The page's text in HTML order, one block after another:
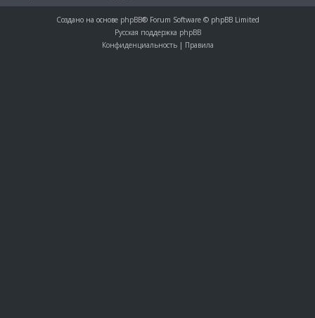
Создано на основе phpBB® Forum Software © phpBB Limited
Русская поддержка phpBB
Конфиденциальность| Правила